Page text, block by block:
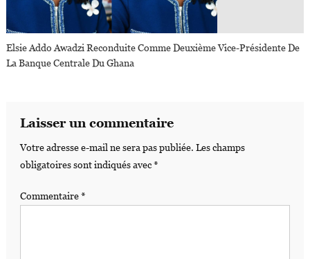
Elsie Addo Awadzi Reconduite Comme Deuxième Vice-Présidente De
La Banque Centrale Du Ghana
Laisser un commentaire
Votre adresse e-mail ne sera pas publiée. Les champs
obligatoires sont indiqués avec*
Commentaire*